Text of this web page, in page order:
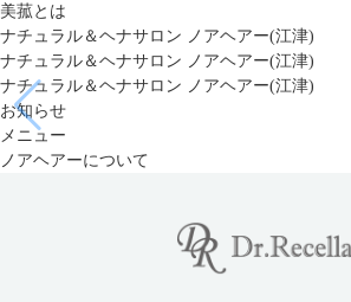
美菰とは
ナチュラル＆ヘナサロン ノアヘアー(江津)
ナチュラル＆ヘナサロン ノアヘアー(江津)
ナチュラル＆ヘナサロン ノアヘアー(江津)
お知らせ
メニュー
ノアヘアーについて